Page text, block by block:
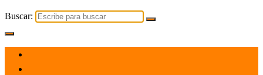
Buscar: